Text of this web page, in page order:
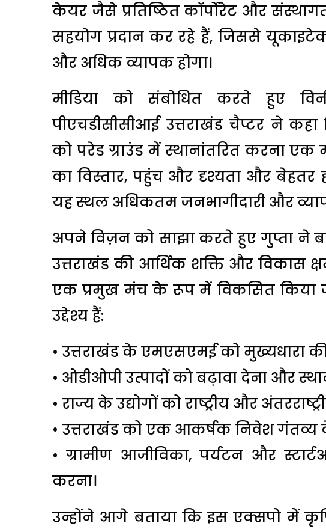
केयर जैसे प्रतिष्ठित कॉर्पोरेट और
सहयोग प्रदान कर रहे हैं, जिससे
और अधिक व्यापक होगा।
मीडिया को संबोधित करते हुए
पीएचडीसीसीआई उत्तराखंड चैप्टर ने
को परेड ग्राउंड में स्थानांतरित करना
का विस्तार, पहुंच और दृश्यता और बेहतर
यह स्थल अधिकतम जनभागीदारी और
अपने विज़न को साझा करते हुए गुप्ता ने
उत्तराखंड की आर्थिक शक्ति और विकास
एक प्रमुख मंच के रूप में विकसित किया
उद्देश्य हैं:
• उत्तराखंड के एमएसएमई को मुख्यधारा
• ओडीओपी उत्पादों को बढ़ावा देना और
• राज्य के उद्योगों को राष्ट्रीय और
• उत्तराखंड को एक आकर्षक निवेश गंतव्य
• ग्रामीण आजीविका, पर्यटन और
करना।
उन्होंने आगे बताया कि इस एक्सपो में